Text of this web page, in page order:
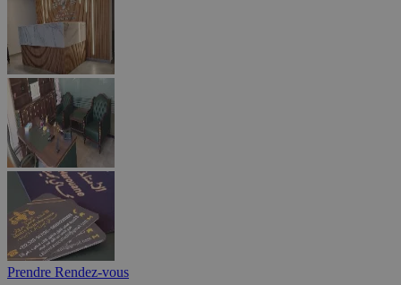
Prendre Rendez-vous